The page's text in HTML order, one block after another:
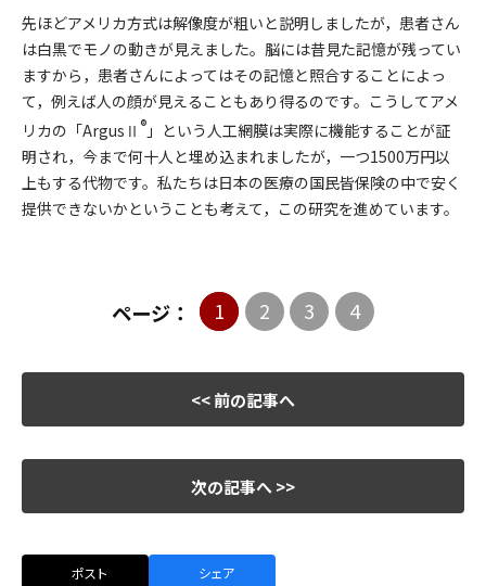
先ほどアメリカ方式は解像度が粗いと説明しましたが，患者さん
は白黒でモノの動きが見えました。脳には昔見た記憶が残ってい
ますから，患者さんによってはその記憶と照合することによっ
て，例えば人の顔が見えることもあり得るのです。こうしてアメ
リカの「ArgusⅡ ® 」という人工網膜は実際に機能することが証
明され，今まで何十人と埋め込まれましたが，一つ1500万円以
上もする代物です。私たちは日本の医療の国民皆保険の中で安く
提供できないかということも考えて，この研究を進めています。
ページ： 1 2 3 4
<< 前の記事へ
次の記事へ >>
ポスト シェア